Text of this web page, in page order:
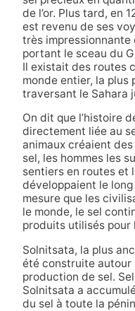
de l’or. Plus tard, en
est revenu de ses
très impressionnante
portant le sceau du
Il existait des routes
monde entier, la
traversant le Sahara
On dit que l’histoire
directement liée au
animaux créaient
sel, les hommes les
sentiers en routes et
développaient le
mesure que les
le monde, le sel
produits utilisés pour
Solnitsata, la plus
été construite autour
production de sel.
Solnitsata a
du sel à toute la